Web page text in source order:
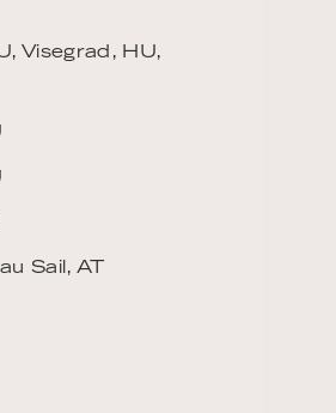
Visegrad, HU,
Sail, AT